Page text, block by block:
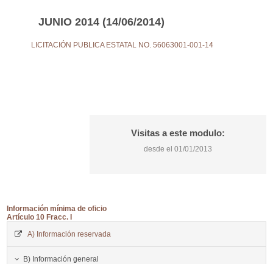
JUNIO 2014 (14/06/2014)
LICITACIÓN PUBLICA ESTATAL NO. 56063001-001-14
Visitas a este modulo:
desde el 01/01/2013
Información mínima de oficio
Artículo 10 Fracc. I
A) Información reservada
B) Información general